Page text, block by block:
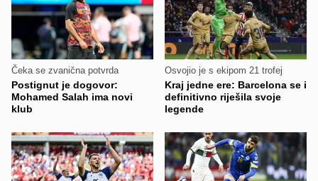
Čeka se zvanična potvrda
Postignut je dogovor:
Mohamed Salah ima novi
klub
Osvojio je s ekipom 21 trofej
Kraj jedne ere: Barcelona se i
definitivno riješila svoje
legende